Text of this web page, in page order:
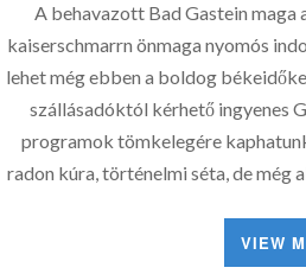
A behavazott Bad Gastein maga
kaiserschmarrn önmaga nyomós
lehet még ebben a boldog
szállásadóktól kérhető ingyenes
programok tömkelegére
radon kúra, történelmi séta, de még
VIEW